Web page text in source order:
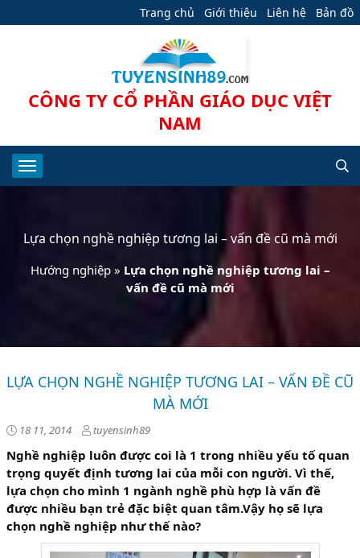
Trang chủ Giới thiệu Liên hệ Bản đồ
CÔNG TY CỔ PHẦN GIÁO DỤC VIỆT
NAM
Lựa chọn nghề nghiệp tương lai – vấn đề cũ mà mới
Hướng nghiệp» Lựa chọn nghề nghiệp tương lai –
vấn đề cũ mà mới
LỰA CHỌN NGHỀ NGHIỆP TƯƠNG LAI – VẤN ĐỀ CŨ
MÀ MỚI
18 11, 2014 tuyensinh89
Nghề nghiệp luôn được coi là 1 trong nhiều yếu tố quan
trọng quyết định tương lai của mỗi con người. Vì thế,
lựa chọn cho mình 1 ngành nghề phù hợp là vấn đề
được nhiều bạn trẻ đặc biệt quan tâm.Vậy họ sẽ lựa
chọn nghề nghiệp như thế nào?